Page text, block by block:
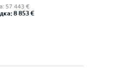
57 443 €
8 853 €